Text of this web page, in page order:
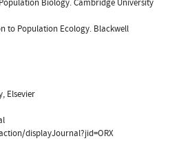
to Population Ecology. Blackwell
Elsevier
displayJournal?jid=ORX